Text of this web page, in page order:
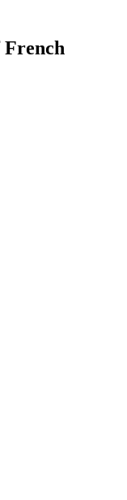
French